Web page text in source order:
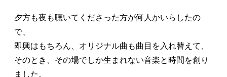
夕方も夜も聴いてくださった方が何人かいらしたの
で、
即興はもちろん、オリジナル曲も曲目を入れ替えて、
そのとき、その場でしか生まれない音楽と時間を創り
ました。